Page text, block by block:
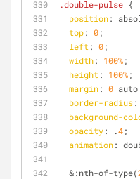
.double-pulse {
position:
top: 0;
left : 0;
width: 100%;
height : 100%;
margin: 0
border-radius:
background-
opacity: .4;
animation:
  &
:nth-of-type(